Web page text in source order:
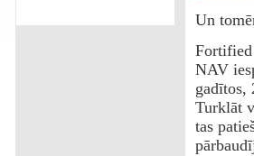
Un
NAV
gadītos,
Turklāt
tas